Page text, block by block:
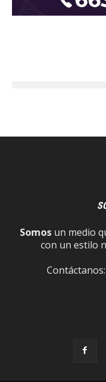
Somos un medio
con un estilo
Contáctanos: